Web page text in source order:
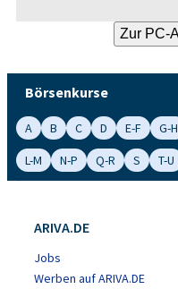
Börsenkurse
A B C D E-F G-H
L-M
N-P Q-R S T-U
ARIVA.DE
Jobs
Werben auf ARIVA.DE